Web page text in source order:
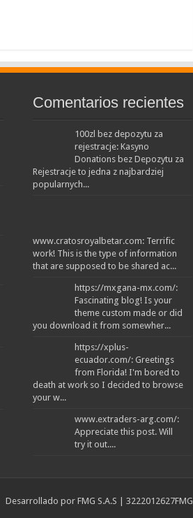
Comentarios recientes
100zl bez depozytu za
rejestracje: Kasyno
Donations bez Depozytu za
Rejestracje to jedna z najbardziej
popularnych...
www.cratosroyalbetar.com: Terrific
work! This is the type of information
that are supposed to be shared ac...
https://mxgana-mx.com/:
Fascinating blog! Is your
theme custom made or did
you download it from somewher...
https://xplus-
ecuador.com/: Greetings
from Florida! I'm bored to
death at work so I decided to browse
your w...
www.extraders-arg.com/:
Appreciate this post. Will
try it out....
Desarrollado por FMG S.A.S | 3222012627FMG